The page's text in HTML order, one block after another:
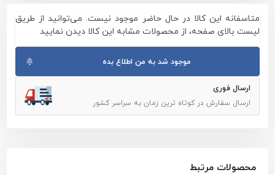
متاسفانه این کالا در حال حاضر موجود نیست. می‌توانید از طریق
لیست بالای صفحه، از محصولات مشابه این کالا دیدن نمایید
موجود شد به من اطلاع بده
ارسال فوری
ارسال سفارش در کوتاه ترین زمان به سراسر کشور
محصولات مرتبط